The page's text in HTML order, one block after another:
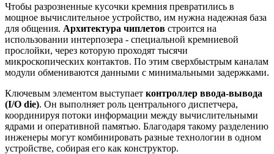
Чтобы разрозненные кусочки кремния превратились в
мощное вычислительное устройство, им нужна надежная база
для общения. Архитектура чиплетов строится на
использовании интерпозера - специальной кремниевой
прослойки, через которую проходят тысячи
микроскопических контактов. По этим сверхбыстрым каналам
модули обмениваются данными с минимальными задержками.
Ключевым элементом выступает контроллер ввода-вывода
(I/O die). Он выполняет роль центрального диспетчера,
координируя потоки информации между вычислительными
ядрами и оперативной памятью. Благодаря такому разделению
инженеры могут комбинировать разные технологии в одном
устройстве, собирая его как конструктор.